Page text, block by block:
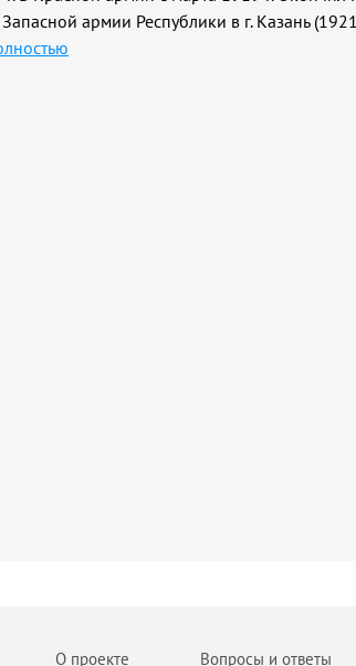
армии Республики в г. Казань
О проекте Вопросы и ответы